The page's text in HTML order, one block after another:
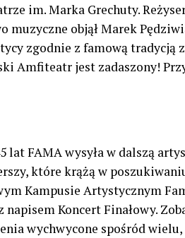
im. Marka Grechuty.
objął Marek
zgodnie z famową tradycją
Amfiteatr jest zadaszony!
lat FAMA wysyła w dalszą
które krążą w
Kampusie Artystycznym
Koncert Finałowy.
wychwycone spośród